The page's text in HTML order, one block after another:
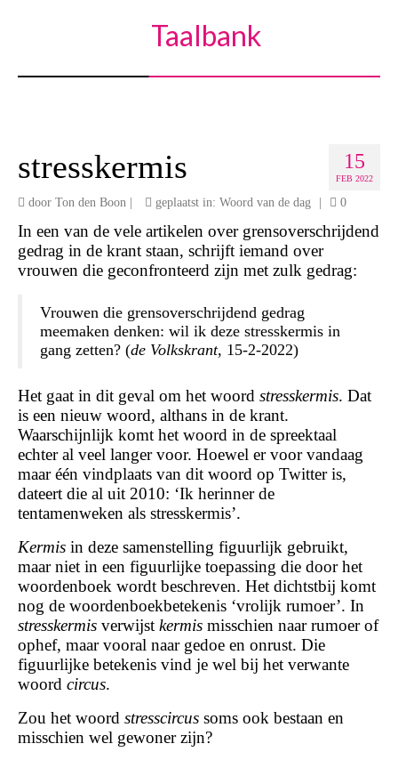
Taalbank
15
FEB 2022
stresskermis
door Ton den Boon geplaatst in: Woord van de dag 0
In een van de vele artikelen over grensoverschrijdend
gedrag in de krant staan, schrijft iemand over
vrouwen die geconfronteerd zijn met zulk gedrag:
Vrouwen die grensoverschrijdend gedrag
meemaken denken: wil ik deze stresskermis in
gang zetten? (de Volkskrant, 15-2-2022)
Het gaat in dit geval om het woord stresskermis. Dat
is een nieuw woord, althans in de krant.
Waarschijnlijk komt het woord in de spreektaal
echter al veel langer voor. Hoewel er voor vandaag
maar één vindplaats van dit woord op Twitter is,
dateert die al uit 2010: ‘Ik herinner de
tentamenweken als stresskermis’.
Kermis in deze samenstelling figuurlijk gebruikt,
maar niet in een figuurlijke toepassing die door het
woordenboek wordt beschreven. Het dichtstbij komt
nog de woordenboekbetekenis ‘vrolijk rumoer’. In
stresskermis verwijst kermis misschien naar rumoer of
ophef, maar vooral naar gedoe en onrust. Die
figuurlijke betekenis vind je wel bij het verwante
woord circus.
Zou het woord stresscircus soms ook bestaan en
misschien wel gewoner zijn?